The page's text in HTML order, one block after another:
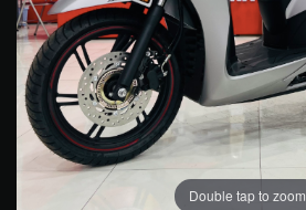
Double tap to zoom